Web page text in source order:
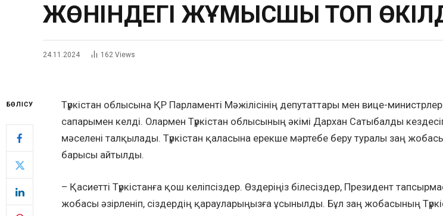
ЖӨНІНДЕГІ ЖҰМЫСШЫ ТОП
24.11.2024 162 Views
БӨЛІСУ
Түркістан облысына ҚР Парламенті Мәжілісінің депутаттары мен вице-
сапарымен келді. Олармен Түркістан облысының әкімі Дархан Сатыбалды
мәселені талқылады. Түркістан қаласына ерекше мәртебе беру туралы заң
барысы айтылды.
– Қасиетті Түркістанға қош келіпсіздер. Өздеріңіз білесіздер, Президент
жобасы әзірленіп, сіздердің қарауларыңызға ұсынылды. Бұл заң жобасының